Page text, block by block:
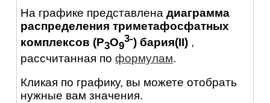
На графике представленадиаграмма
распределения триметафосфатных
комплексов (P3O9
3-) бария(II) ,
рассчитанная поформулам.
Кликая по графику, вы можете отобрать
нужные вам значения.